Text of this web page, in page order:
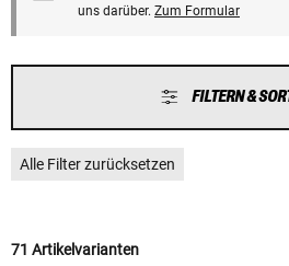
uns darüber. Zum Formular
FILTERN &
Alle Filter zurücksetzen
71 Artikelvarianten